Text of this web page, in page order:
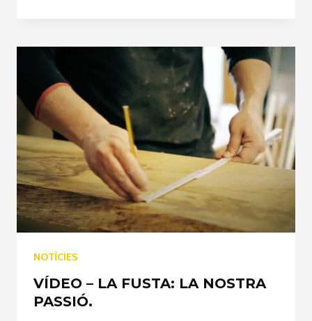
MOBLES
PER
HANS
NOTTELMAN
NOTÍCIES
VÍDEO – LA FUSTA: LA NOSTRA
PASSIÓ.